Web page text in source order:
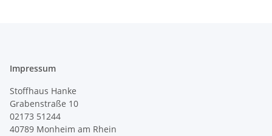
Impressum
Stoffhaus Hanke
Grabenstraße 10
02173 51244
40789 Monheim am Rhein